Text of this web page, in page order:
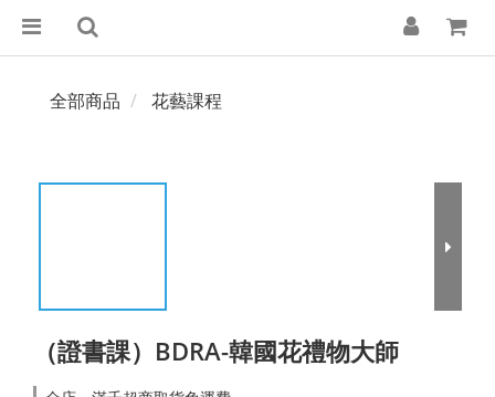
全部商品 花藝課程
（證書課）BDRA-韓國花禮物大師